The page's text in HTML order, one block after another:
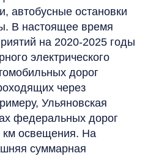
автобусные остановки
В настоящее время
на 2020‑2025 годы
электрического
дорог
через
Ульяновская
федеральных дорог
км освещения. На
суммарная